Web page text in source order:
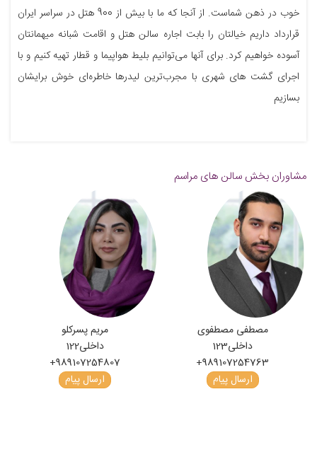
خوب در ذهن شماست. از آنجا که ما با بیش از 900 هتل در سراسر ایران
قرارداد داریم خیالتان را بابت اجاره سالن هتل و اقامت شبانه میهمانتان
آسوده خواهیم کرد. برای آنها می‌توانیم بلیط هواپیما و قطار تهیه کنیم و با
اجرای گشت های شهری با مجرب‌ترین لیدرها خاطره‌ای خوش برایشان
بسازیم
مشاوران بخش سالن های مراسم
مصطفی مصطفوی
داخلی123
+989107254763
ارسال پیام
مریم پسرکلو
داخلی122
+989107254807
ارسال پیام